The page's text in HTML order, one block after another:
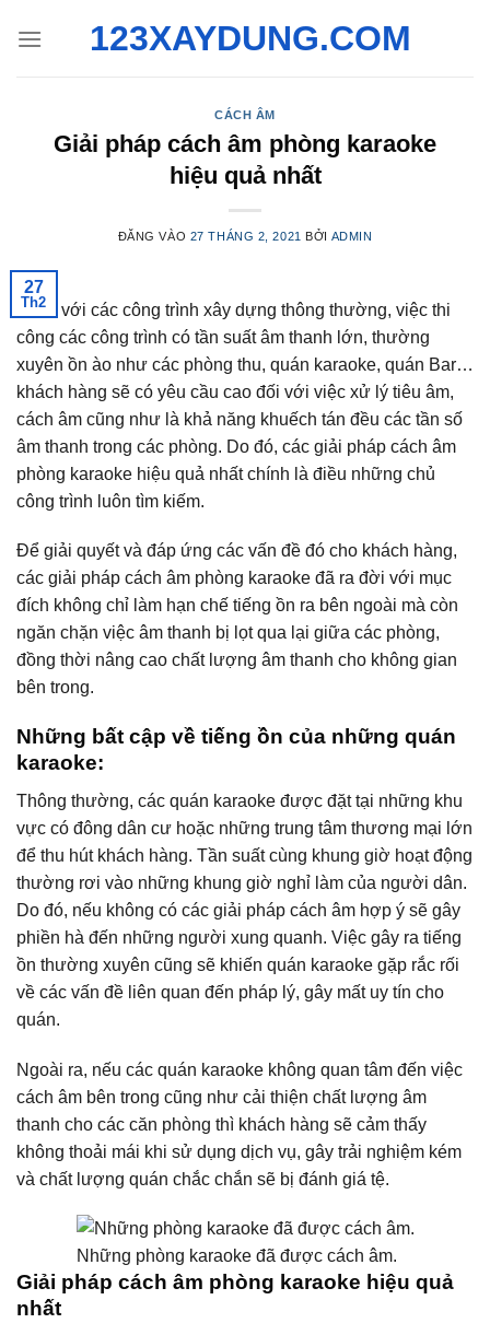
qua
123XAYDUNG.COM
CÁCH ÂM
Giải pháp cách âm phòng karaoke
hiệu quả nhất
ĐĂNG VÀO 27 THÁNG 2, 2021 BỞI ADMIN
27
Th2
Khác với các công trình xây dựng thông thường, việc thi
công các công trình có tần suất âm thanh lớn, thường
xuyên ồn ào như các phòng thu, quán karaoke, quán Bar…
khách hàng sẽ có yêu cầu cao đối với việc xử lý tiêu âm,
cách âm cũng như là khả năng khuếch tán đều các tần số
âm thanh trong các phòng. Do đó, các giải pháp cách âm
phòng karaoke hiệu quả nhất chính là điều những chủ
công trình luôn tìm kiếm.
Để giải quyết và đáp ứng các vấn đề đó cho khách hàng,
các giải pháp cách âm phòng karaoke đã ra đời với mục
đích không chỉ làm hạn chế tiếng ồn ra bên ngoài mà còn
ngăn chặn việc âm thanh bị lọt qua lại giữa các phòng,
đồng thời nâng cao chất lượng âm thanh cho không gian
bên trong.
Những bất cập về tiếng ồn của những quán
karaoke:
Thông thường, các quán karaoke được đặt tại những khu
vực có đông dân cư hoặc những trung tâm thương mại lớn
để thu hút khách hàng. Tần suất cùng khung giờ hoạt động
thường rơi vào những khung giờ nghỉ làm của người dân.
Do đó, nếu không có các giải pháp cách âm hợp ý sẽ gây
phiền hà đến những người xung quanh. Việc gây ra tiếng
ồn thường xuyên cũng sẽ khiến quán karaoke gặp rắc rối
về các vấn đề liên quan đến pháp lý, gây mất uy tín cho
quán.
Ngoài ra, nếu các quán karaoke không quan tâm đến việc
cách âm bên trong cũng như cải thiện chất lượng âm
thanh cho các căn phòng thì khách hàng sẽ cảm thấy
không thoải mái khi sử dụng dịch vụ, gây trải nghiệm kém
và chất lượng quán chắc chắn sẽ bị đánh giá tệ.
Những phòng karaoke đã được cách âm.
Giải pháp cách âm phòng karaoke hiệu quả
nhất